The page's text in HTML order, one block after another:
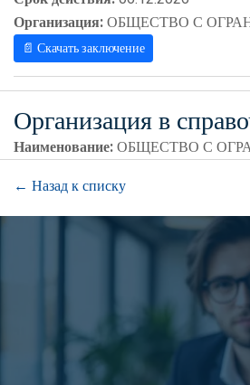
Организация:ОБЩЕСТВО С
📄 Скачать заключение
Организация в
Наименование:ОБЩЕСТВО С
← Назад к списку